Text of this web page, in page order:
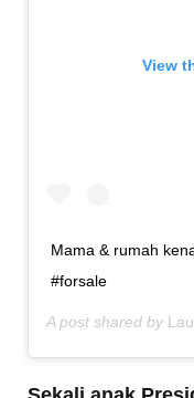
View
Mama & rumah
#forsale
A post shared by